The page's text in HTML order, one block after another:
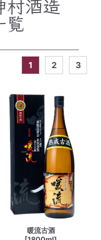
村酒造
覧
1 2 3
暖流古酒